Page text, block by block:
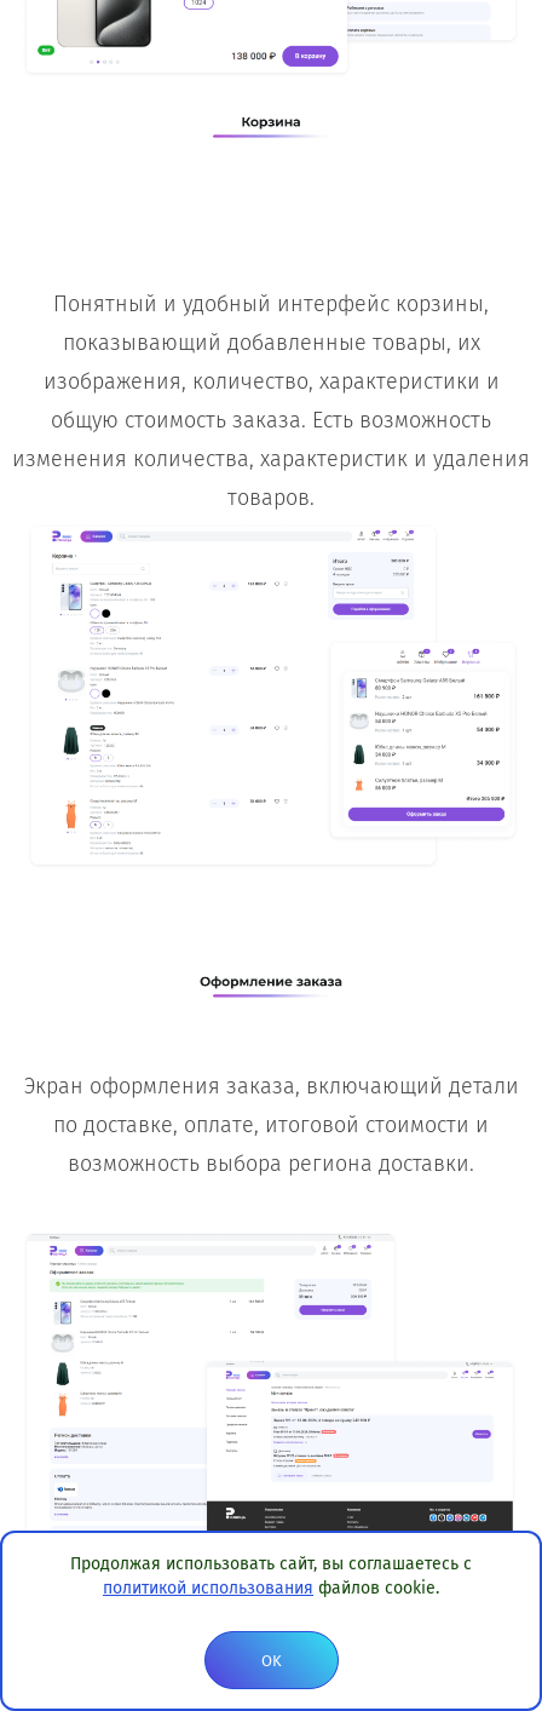
Понятный и удобный интерфейс корзины,
показывающий добавленные товары, их
изображения, количество, характеристики и
общую стоимость заказа. Есть возможность
изменения количества, характеристик и удаления
товаров.
Экран оформления заказа, включающий детали
по доставке, оплате, итоговой стоимости и
возможность выбора региона доставки.
Продолжая использовать сайт, вы соглашаетесь с
политикой использования файлов cookie.
OK